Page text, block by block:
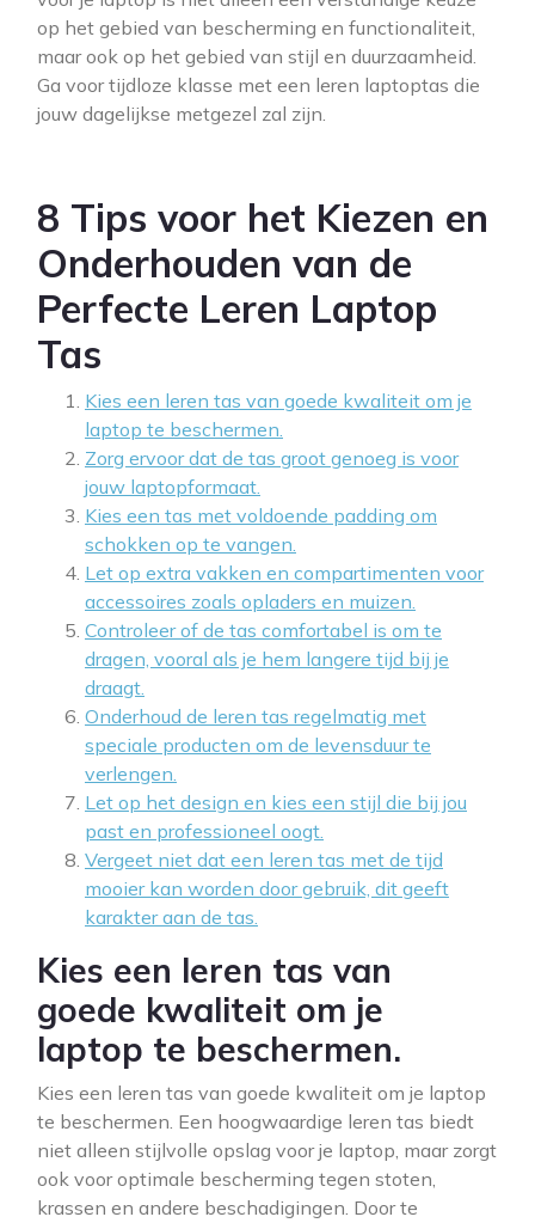
op het gebied van bescherming en functionaliteit,
maar ook op het gebied van stijl en duurzaamheid.
Ga voor tijdloze klasse met een leren laptoptas die
jouw dagelijkse metgezel zal zijn.
8 Tips voor het Kiezen en
Onderhouden van de
Perfecte Leren Laptop
Tas
Kies een leren tas van goede kwaliteit om je
laptop te beschermen.
Zorg ervoor dat de tas groot genoeg is voor
jouw laptopformaat.
Kies een tas met voldoende padding om
schokken op te vangen.
Let op extra vakken en compartimenten voor
accessoires zoals opladers en muizen.
Controleer of de tas comfortabel is om te
dragen, vooral als je hem langere tijd bij je
draagt.
Onderhoud de leren tas regelmatig met
speciale producten om de levensduur te
verlengen.
Let op het design en kies een stijl die bij jou
past en professioneel oogt.
Vergeet niet dat een leren tas met de tijd
mooier kan worden door gebruik, dit geeft
karakter aan de tas.
Kies een leren tas van
goede kwaliteit om je
laptop te beschermen.
Kies een leren tas van goede kwaliteit om je laptop
te beschermen. Een hoogwaardige leren tas biedt
niet alleen stijlvolle opslag voor je laptop, maar zorgt
ook voor optimale bescherming tegen stoten,
krassen en andere beschadigingen. Door te